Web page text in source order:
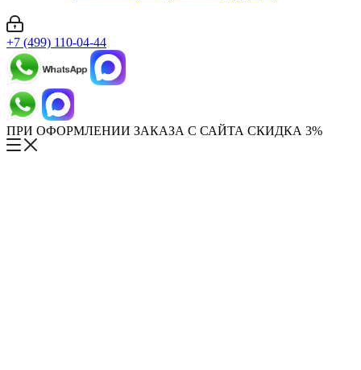
+7 (499) 110-04-44
ПРИ ОФОРМЛЕНИИ ЗАКАЗА С САЙТА СКИДКА 3%